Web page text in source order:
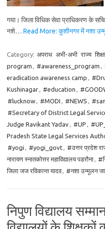
गया। जिला विधिक सेवा प्राधिकरण के
नशे… Read More: कुशीनगर में नशा
Category: अपराध अभी-अभी राज्य शिक्षा
program , #awareness_program ,
eradication awareness camp ,
Kushinagar, #education ,
#lucknow, #MODI , #NEWS ,
#Secretary of District Legal
Judge Ravikant Yadav, #UP ,
Pradesh State Legal Services
#yogi , #yogi_govt, #उत्तर प्रदेश
नारायण स्नातकोत्तर महाविद्यालय पडरौना,
जिला जज रविकान्त यादव, #नशा उन्मूलन
निपुण विद्यालय